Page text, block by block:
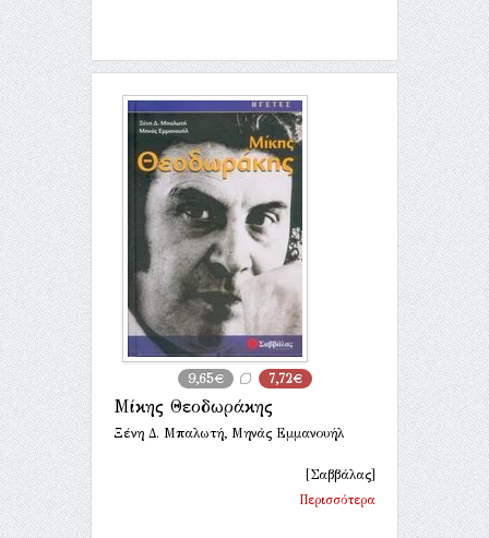
9,65€ 7,72€
Μίκης Θεοδωράκης
Ξένη Δ. Μπαλωτή, Μηνάς Εμμανουήλ
[Σαββάλας]
Περισσότερα